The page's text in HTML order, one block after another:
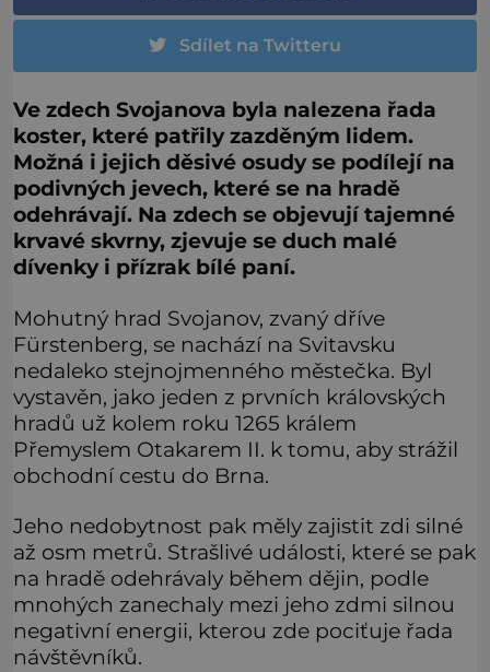
Sdílet na Twitteru
Ve zdech Svojanova byla nalezena řada
koster, které patřily zazděným lidem.
Možná i jejich děsivé osudy se podílejí na
podivných jevech, které se na hradě
odehrávají. Na zdech se objevují tajemné
krvavé skvrny, zjevuje se duch malé
dívenky i přízrak bílé paní.
Mohutný hrad Svojanov, zvaný dříve
Fürstenberg, se nachází na Svitavsku
nedaleko stejnojmenného městečka. Byl
vystavěn, jako jeden z prvních královských
hradů už kolem roku 1265 králem
Přemyslem Otakarem II. k tomu, aby strážil
obchodní cestu do Brna.
Jeho nedobytnost pak měly zajistit zdi silné
až osm metrů. Strašlivé události, které se pak
na hradě odehrávaly během dějin, podle
mnohých zanechaly mezi jeho zdmi silnou
negativní energii, kterou zde pociťuje řada
návštěvníků.